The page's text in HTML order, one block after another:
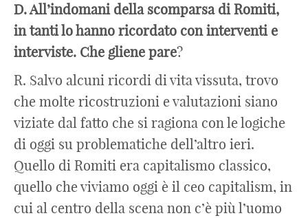
D. All’indomani della scomparsa di Romiti,
in tanti lo hanno ricordato con interventi e
interviste. Che gliene pare?
R. Salvo alcuni ricordi di vita vissuta, trovo
che molte ricostruzioni e valutazioni siano
viziate dal fatto che si ragiona con le logiche
di oggi su problematiche dell’altro ieri.
Quello di Romiti era capitalismo classico,
quello che viviamo oggi è il ceo capitalism, in
cui al centro della scena non c’è più l’uomo